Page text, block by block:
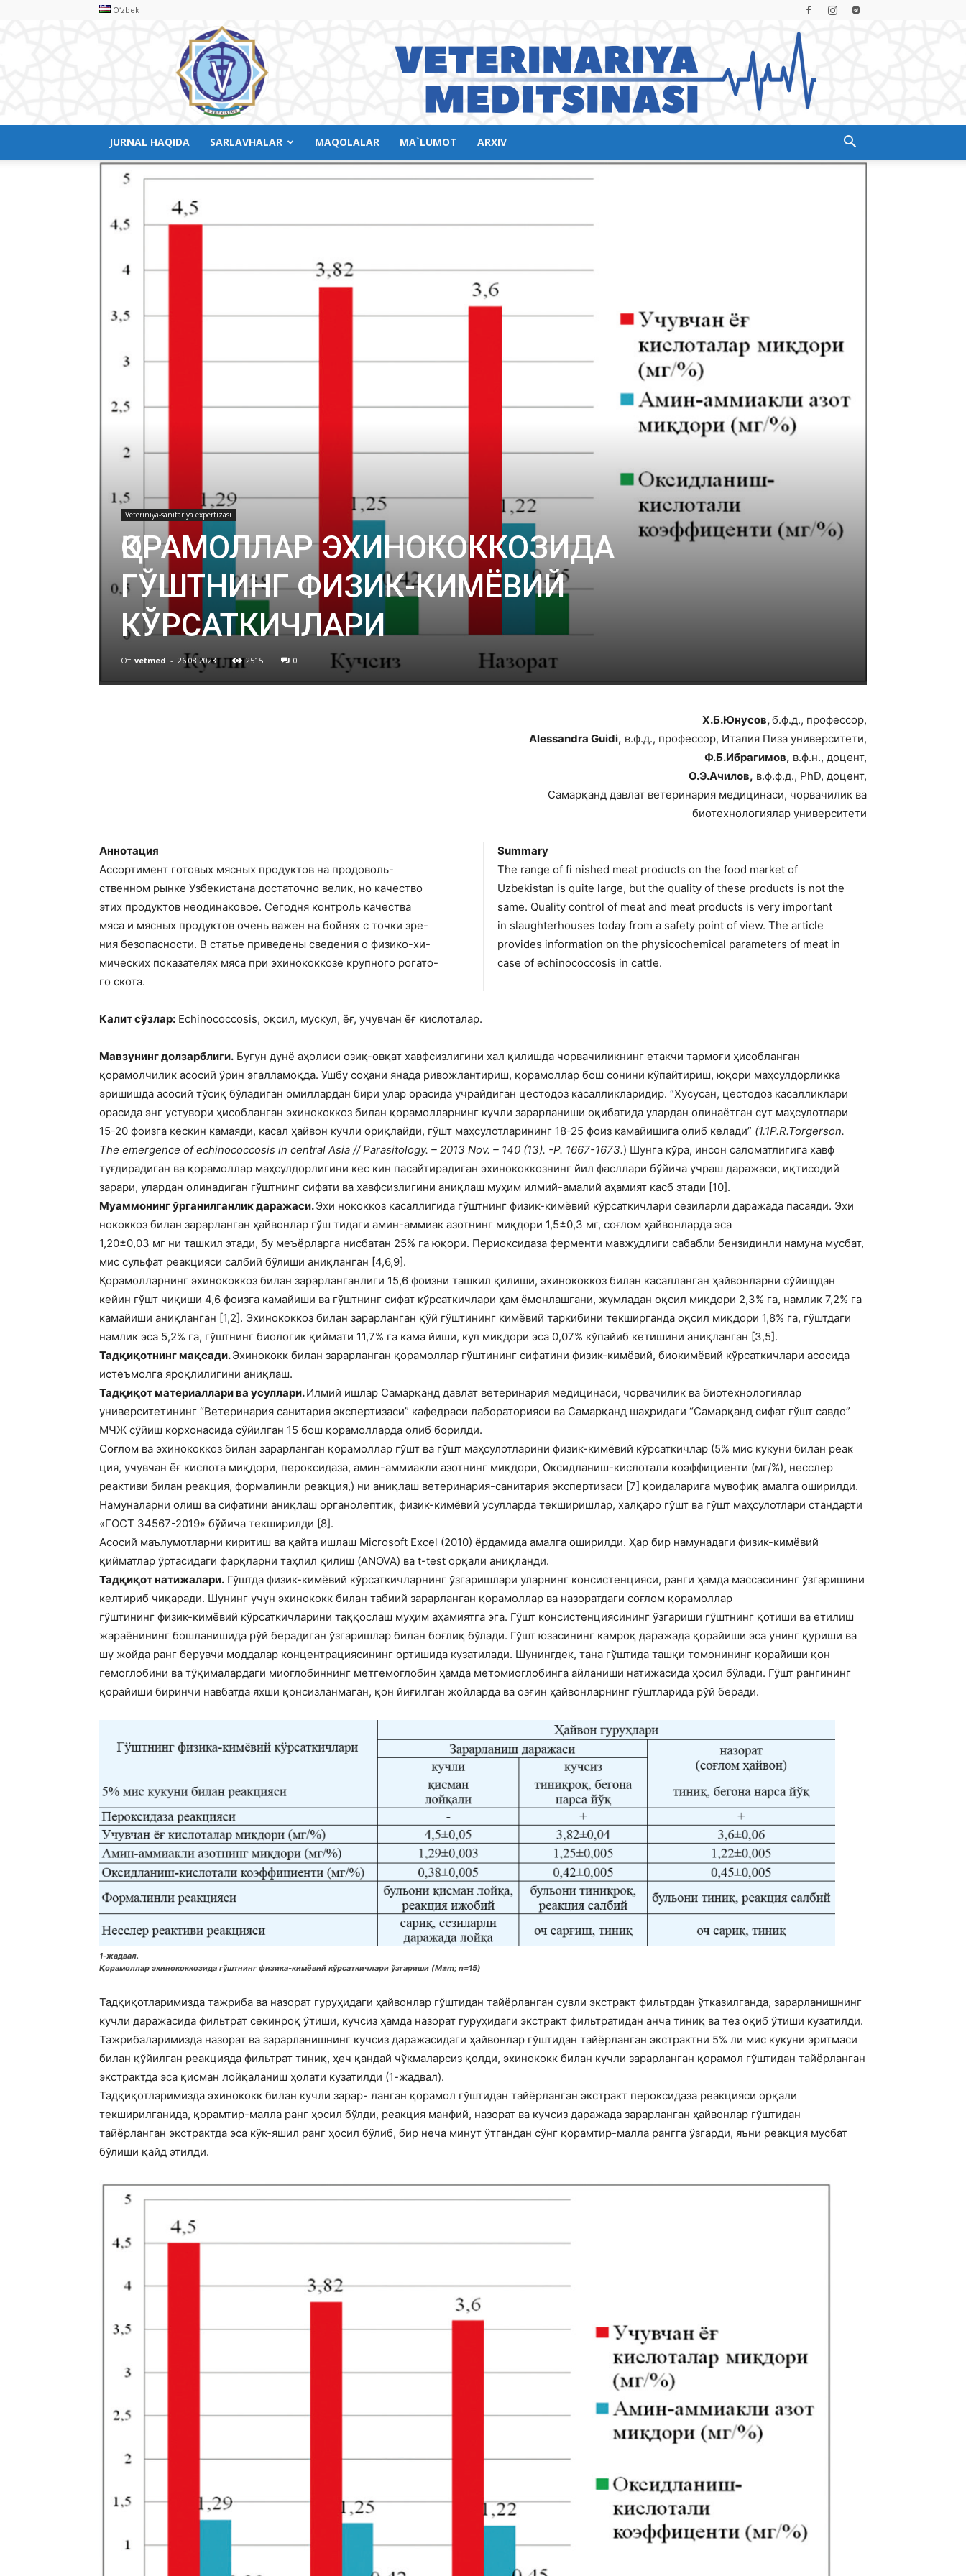
Oʻzbek
Veterinariya
meditsinasi
JURNAL HAQIDA SARLAVHALAR MAQOLALAR MA`LUMOT ARXIV
Veteriniya-sanitariya expertizasi
ҚОРАМОЛЛАР ЭХИНОКОККОЗИДА
ГЎШТНИНГ ФИЗИК-КИМЁВИЙ
КЎРСАТКИЧЛАРИ
От vetmed - 26.08.2023 2515 0
Х.Б.Юнусов,б.ф.д., профессор,
Alessandra Guidi, в.ф.д., профессор, Италия Пиза университети,
Ф.Б.Ибрагимов, в.ф.н., доцент,
О.Э.Ачилов, в.ф.ф.д., PhD, доцент,
Самарқанд давлат ветеринария медицинаси, чорвачилик ва
биотехнологиялар университети
Аннотация
Ассортимент готовых мясных продуктов на продоволь-
ственном рынке Узбекистана достаточно велик, но качество
этих продуктов неодинаковое. Сегодня контроль качества
мяса и мясных продуктов очень важен на бойнях с точки зре-
ния безопасности. В статье приведены сведения о физико-хи-
мических показателях мяса при эхинококкозе крупного рогато-
го скота.
Summary
The range of fi nished meat products on the food market of
Uzbekistan is quite large, but the quality of these products is not the
same. Quality control of meat and meat products is very important
in slaughterhouses today from a safety point of view. The article
provides information on the physicochemical parameters of meat in
case of echinococcosis in cattle.
Калит сўзлар: Echinococcosis, оқсил, мускул, ёғ, учувчан ёғ кислоталар.
Мавзунинг долзарблиги. Бугун дунё аҳолиси озиқ-овқат хавфсизлигини хал қилишда чорвачиликнинг етакчи тармоғи ҳисобланган
қорамолчилик асосий ўрин эгалламоқда. Ушбу соҳани янада ривожлантириш, қорамоллар бош сонини кўпайтириш, юқори маҳсулдорликка
эришишда асосий тўсиқ бўладиган омиллардан бири улар орасида учрайдиган цестодоз касалликларидир. “Хусусан, цестодоз касалликлари
орасида энг устувори ҳисобланган эхинококкоз билан қорамолларнинг кучли зарарланиши оқибатида улардан олинаётган сут маҳсулотлари
15-20 фоизга кескин камаяди, касал ҳайвон кучли ориқлайди, гўшт маҳсулотларининг 18-25 фоиз камайишига олиб келади” (1.1P.R.Torgerson.
The emergence of echinococcosis in central Asia // Parasitology. – 2013 Nov. – 140 (13). -P. 1667-1673.) Шунга кўра, инсон саломатлигига хавф
туғдирадиган ва қорамоллар маҳсулдорлигини кес кин пасайтирадиган эхинококкознинг йил фасллари бўйича учраш даражаси, иқтисодий
зарари, улардан олинадиган гўштнинг сифати ва хавфсизлигини аниқлаш муҳим илмий-амалий аҳамият касб этади [10].
Муаммонинг ўрганилганлик даражаси.Эхи нококкоз касаллигида гўштнинг физик-кимёвий кўрсаткичлари сезиларли даражада пасаяди. Эхи
нококкоз билан зарарланган ҳайвонлар гўш тидаги амин-аммиак азотнинг миқдори 1,5±0,3 мг, соғлом ҳайвонларда эса
1,20±0,03 мг ни ташкил этади, бу меъёрларга нисбатан 25% га юқори. Периоксидаза ферменти мавжудлиги сабабли бензидинли намуна мусбат,
мис сульфат реакцияси салбий бўлиши аниқланган [4,6,9].
Қорамолларнинг эхинококкоз билан зарарланганлиги 15,6 фоизни ташкил қилиши, эхинококкоз билан касалланган ҳайвонларни сўйишдан
кейин гўшт чиқиши 4,6 фоизга камайиши ва гўштнинг сифат кўрсаткичлари ҳам ёмонлашгани, жумладан оқсил миқдори 2,3% га, намлик 7,2% га
камайиши аниқланган [1,2]. Эхинококкоз билан зарарланган қўй гўштининг кимёвий таркибини текширганда оқсил миқдори 1,8% га, гўштдаги
намлик эса 5,2% га, гўштнинг биологик қиймати 11,7% га кама йиши, кул миқдори эса 0,07% кўпайиб кетишини аниқланган [3,5].
Тадқиқотнинг мақсади.Эхинококк билан зарарланган қорамоллар гўштининг сифатини физик-кимёвий, биокимёвий кўрсаткичлари асосида
истеъмолга яроқлилигини аниқлаш.
Тадқиқот материаллари ва усуллари.Илмий ишлар Самарқанд давлат ветеринария медицинаси, чорвачилик ва биотехнологиялар
университетининг “Ветеринария санитария экспертизаси” кафедраси лабораторияси ва Самарқанд шаҳридаги “Самарқанд сифат гўшт савдо”
МЧЖ сўйиш корхонасида сўйилган 15 бош қорамолларда олиб борилди.
Соғлом ва эхинококкоз билан зарарланган қорамоллар гўшт ва гўшт маҳсулотларини физик-кимёвий кўрсаткичлар (5% мис кукуни билан реак
ция, учувчан ёғ кислота миқдори, пероксидаза, амин-аммиакли азотнинг миқдори, Оксидланиш-кислотали коэффициенти (мг/%), несслер
реактиви билан реакция, формалинли реакция,) ни аниқлаш ветеринария-санитария экспертизаси [7] қоидаларига мувофиқ амалга оширилди.
Намуналарни олиш ва сифатини аниқлаш органолептик, физик-кимёвий усулларда текширишлар, халқаро гўшт ва гўшт маҳсулотлари стандарти
«ГОСТ 34567-2019» бўйича текширилди [8].
Асосий маълумотларни киритиш ва қайта ишлаш Microsoft Excel (2010) ёрдамида амалга оширилди. Ҳар бир намунадаги физик-кимёвий
қийматлар ўртасидаги фарқларни таҳлил қилиш (ANOVA) ва t-test орқали аниқланди.
Тадқиқот натижалари. Гўштда физик-кимёвий кўрсаткичларнинг ўзгаришлари уларнинг консистенцияси, ранги ҳамда массасининг ўзгаришини
келтириб чиқаради. Шунинг учун эхинококк билан табиий зарарланган қорамоллар ва назоратдаги соғлом қорамоллар
гўштининг физик-кимёвий кўрсаткичларини таққослаш муҳим аҳамиятга эга. Гўшт консистенциясининг ўзгариши гўштнинг қотиши ва етилиш
жараёнининг бошланишида рўй берадиган ўзгаришлар билан боғлиқ бўлади. Гўшт юзасининг камроқ даражада қорайиши эса унинг қуриши ва
шу жойда ранг берувчи моддалар концентрациясининг ортишида кузатилади. Шунингдек, тана гўштида ташқи томонининг қорайиши қон
гемоглобини ва тўқималардаги миоглобиннинг метгемоглобин ҳамда метомиоглобинга айланиши натижасида ҳосил бўлади. Гўшт рангининг
қорайиши биринчи навбатда яхши қонсизланмаган, қон йиғилган жойларда ва озғин ҳайвонларнинг гўштларида рўй беради.
1-жадвал.
Қорамоллар эхинококкозида гўштнинг физика-кимёвий кўрсаткичлари ўзгариши (M±m; n=15)
Тадқиқотларимизда тажриба ва назорат гуруҳидаги ҳайвонлар гўштидан тайёрланган сувли экстракт фильтрдан ўтказилганда, зарарланишнинг
кучли даражасида фильтрат секинроқ ўтиши, кучсиз ҳамда назорат гуруҳидаги экстракт фильтратидан анча тиниқ ва тез оқиб ўтиши кузатилди.
Тажрибаларимизда назорат ва зарарланишнинг кучсиз даражасидаги ҳайвонлар гўштидан тайёрланган экстрактни 5% ли мис кукуни эритмаси
билан қўйилган реакцияда фильтрат тиниқ, ҳеч қандай чўкмаларсиз қолди, эхинококк билан кучли зарарланган қорамол гўштидан тайёрланган
экстрактда эса қисман лойқаланиш ҳолати кузатилди (1-жадвал).
Тадқиқотларимизда эхинококк билан кучли зарар- ланган қорамол гўштидан тайёрланган экстракт пероксидаза реакцияси орқали
текширилганида, қорамтир-малла ранг ҳосил бўлди, реакция манфий, назорат ва кучсиз даражада зарарланган ҳайвонлар гўштидан
тайёрланган экстрактда эса кўк-яшил ранг ҳосил бўлиб, бир неча минут ўтгандан сўнг қорамтир-малла рангга ўзгарди, яъни реакция мусбат
бўлиши қайд этилди.